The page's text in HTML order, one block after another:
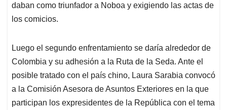
daban como triunfador a Noboa y exigiendo las actas de
los comicios.
Luego el segundo enfrentamiento se daría alrededor de
Colombia y su adhesión a la Ruta de la Seda. Ante el
posible tratado con el país chino, Laura Sarabia convocó
a la Comisión Asesora de Asuntos Exteriores en la que
participan los expresidentes de la República con el tema